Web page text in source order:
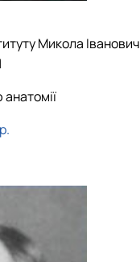
Микола Іванович